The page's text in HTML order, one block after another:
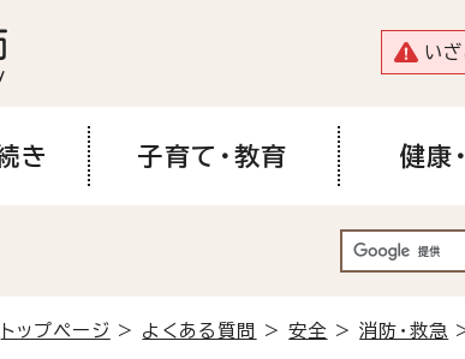
い
き 子育て・教育 健康
トップページ > よくある質問 >安全 >消防・救急